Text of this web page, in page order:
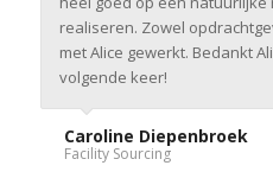
realiseren. Zowel
met Alice gewerkt. Bedankt
volgende keer!
Caroline Diepenbroek
Facility Sourcing